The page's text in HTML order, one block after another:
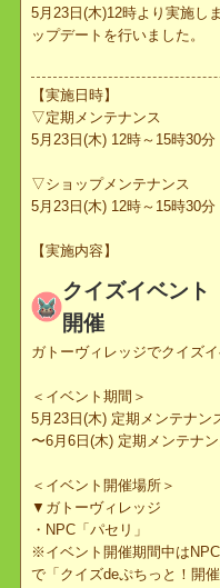
5月23日(木)アップデー
5月23日(木)12時より実施
【実施日時】
5月23日(木) 12時～15時30
5月23日(木) 12時～15時30
【実施内容】
クイズイベン
ガトーヴィレッジでクイ
5月23日(木) 定期メンテナ
〜6月6日(木) 定期メンテナ
＜イベント開催場所＞
▼ガトーヴィレッジ